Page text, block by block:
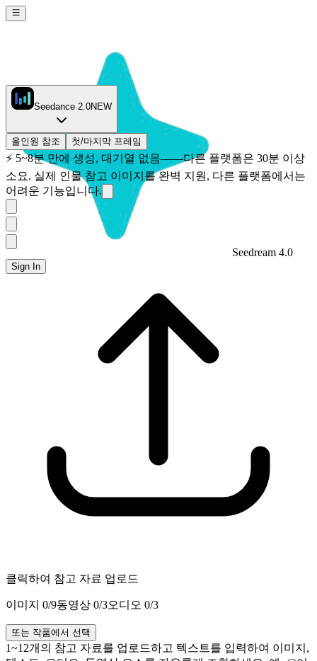
Seedream 4.0
Sign In
Seedance 2.0NEW
올인원 참조 첫/마지막 프레임
⚡ 5~8분 만에 생성, 대기열 없음——다른 플랫폼은 30분 이상
소요. 실제 인물 참고 이미지를 완벽 지원, 다른 플랫폼에서는
어려운 기능입니다.
클릭하여 참고 자료 업로드
이미지 0/9동영상 0/3오디오 0/3
또는 작품에서 선택
1~12개의 참고 자료를 업로드하고 텍스트를 입력하여 이미지,